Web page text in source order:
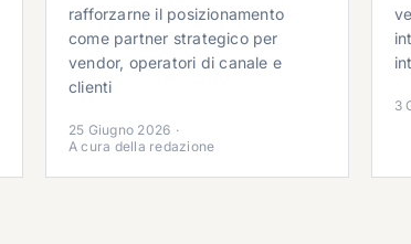
rafforzarne il posizionamento
come partner strategico per
vendor, operatori di canale e
clienti
25 Giugno 2026 ·
A cura della redazione
3